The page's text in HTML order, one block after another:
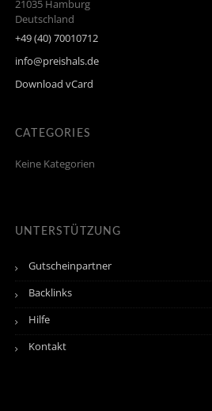
21035 Hamburg
Deutschland
+49 (40) 70010712
info@preishals.de
Download vCard
CATEGORIES
Keine Kategorien
UNTERSTÜTZUNG
Gutscheinpartner
Backlinks
Hilfe
Kontakt